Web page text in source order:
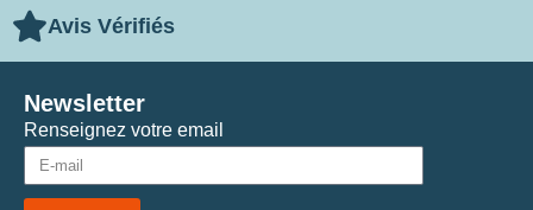
Avis Vérifiés
Renseignez votre email
Newsletter